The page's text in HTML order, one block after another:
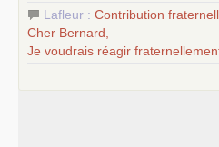
Lafleur : Contribution
Cher Bernard,
Je voudrais réagir